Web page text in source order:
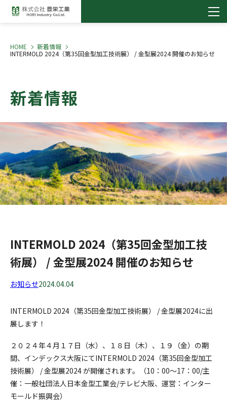
HOME
新着情報
INTERMOLD 2024（第35回金型加工技術展） / 金型展2024 開催のお知らせ
新着情報
INTERMOLD 2024（第35回金型加工技
術展） / 金型展2024 開催のお知らせ
お知らせ2024.04.04
INTERMOLD 2024（第35回金型加工技術展） / 金型展2024に出
展します！
２０２４年４月１７日（水）、１８日（木）、１９（金）の期
間、インデックス大阪にてINTERMOLD 2024（第35回金型加工
技術展） / 金型展2024 が開催されます。（10：00～17：00/主
催：一般社団法人日本金型工業会/テレビ大阪、運営：インター
モールド振興会）